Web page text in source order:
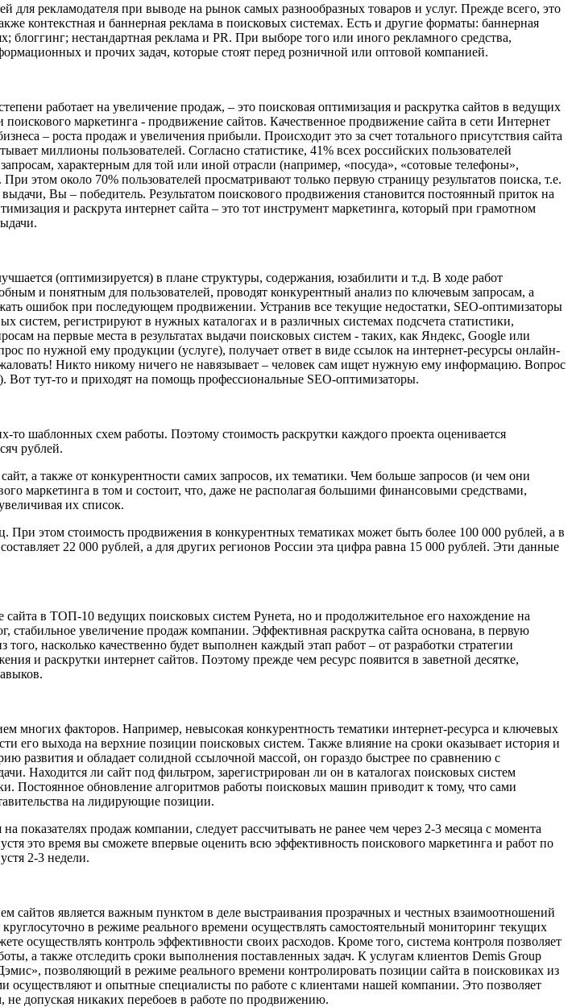
для рекламодателя при выводе на рынок самых разнообразных товаров и услуг. Прежде всего, это
контекстная и баннерная реклама в поисковых системах. Есть и другие форматы: баннерная
нестандартная реклама и PR. При выборе того или иного рекламного средства,
и прочих задач, которые стоят перед розничной или оптовой компанией.
работает на увеличение продаж, – это поисковая оптимизация и раскрутка сайтов в ведущих
маркетинга - продвижение сайтов. Качественное продвижение сайта в сети Интернет
– роста продаж и увеличения прибыли. Происходит это за счет тотального присутствия сайта
миллионы пользователей. Согласно статистике, 41% всех российских пользователей
характерным для той или иной отрасли (например, «посуда», «сотовые телефоны»,
этом около 70% пользователей просматривают только первую страницу результатов поиска, т.е.
Вы – победитель. Результатом поискового продвижения становится постоянный приток на
и раскрута интернет сайта – это тот инструмент маркетинга, который при грамотном
(оптимизируется) в плане структуры, содержания, юзабилити и т.д. В ходе работ
и понятным для пользователей, проводят конкурентный анализ по ключевым запросам, а
ошибок при последующем продвижении. Устранив все текущие недостатки, SEO-оптимизаторы
систем, регистрируют в нужных каталогах и в различных системах подсчета статистики,
на первые места в результатах выдачи поисковых систем - таких, как Яндекс, Google или
по нужной ему продукции (услуге), получает ответ в виде ссылок на интернет-ресурсы онлайн-
Никто никому ничего не навязывает – человек сам ищет нужную ему информацию. Вопрос
Вот тут-то и приходят на помощь профессиональные SEO-оптимизаторы.
шаблонных схем работы. Поэтому стоимость раскрутки каждого проекта оценивается
рублей.
а также от конкурентности самих запросов, их тематики. Чем больше запросов (и чем они
маркетинга в том и состоит, что, даже не располагая большими финансовыми средствами,
их список.
этом стоимость продвижения в конкурентных тематиках может быть более 100 000 рублей, а в
22 000 рублей, а для других регионов России эта цифра равна 15 000 рублей. Эти данные
в ТОП-10 ведущих поисковых систем Рунета, но и продолжительное его нахождение на
увеличение продаж компании. Эффективная раскрутка сайта основана, в первую
насколько качественно будет выполнен каждый этап работ – от разработки стратегии
и раскрутки интернет сайтов. Поэтому прежде чем ресурс появится в заветной десятке,
многих факторов. Например, невысокая конкурентность тематики интернет-ресурса и ключевых
его выхода на верхние позиции поисковых систем. Также влияние на сроки оказывает история и
развития и обладает солидной ссылочной массой, он гораздо быстрее по сравнению с
Находится ли сайт под фильтром, зарегистрирован ли он в каталогах поисковых систем
Постоянное обновление алгоритмов работы поисковых машин приводит к тому, что сами
на лидирующие позиции.
показателях продаж компании, следует рассчитывать не ранее чем через 2-3 месяца с момента
это время вы сможете впервые оценить всю эффективность поискового маркетинга и работ по
2-3 недели.
сайтов является важным пунктом в деле выстраивания прозрачных и честных взаимоотношений
в режиме реального времени осуществлять самостоятельный мониторинг текущих
контроль эффективности своих расходов. Кроме того, система контроля позволяет
а также отследить сроки выполнения поставленных задач. К услугам клиентов Demis Group
позволяющий в режиме реального времени контролировать позиции сайта в поисковиках из
и опытные специалисты по работе с клиентами нашей компании. Это позволяет
не допуская никаких перебоев в работе по продвижению.